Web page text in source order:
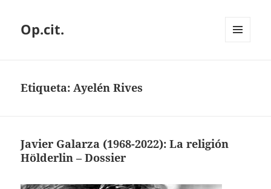
Op.cit.
Etiqueta:Ayelén Rives
Javier Galarza (1968-2022): La religión
Hölderlin – Dossier